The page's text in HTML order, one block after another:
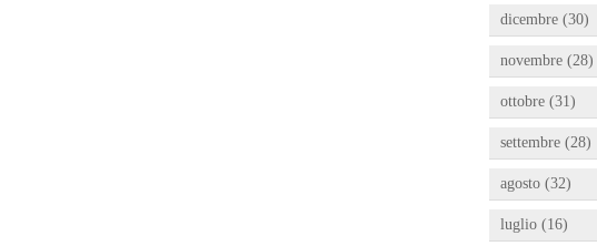
dicembre (30)
novembre (28)
ottobre (31)
settembre (28)
agosto (32)
luglio (16)